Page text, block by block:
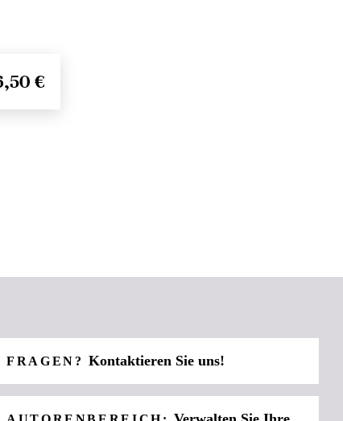
€
FRAGEN?Kontaktieren Sie uns!